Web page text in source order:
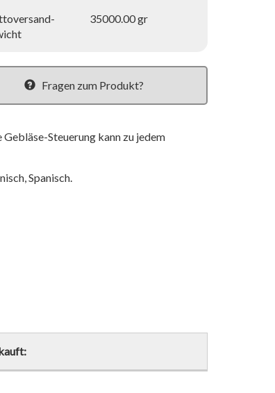
35000.00 gr
Fragen zum Produkt?
Steuerung kann zu jedem
Spanisch.